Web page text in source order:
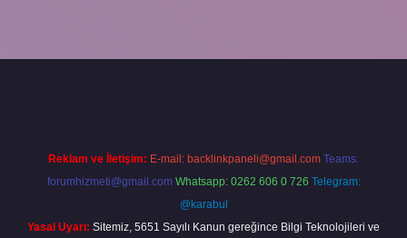
Reklam ve İletişim: E-mail: backlinkpaneli@gmail.com Teams:
forumhizmeti@gmail.com Whatsapp: 0262 606 0 726 Telegram:
@karabul
Yasal Uyarı: Sitemiz, 5651 Sayılı Kanun gereğince Bilgi Teknolojileri ve